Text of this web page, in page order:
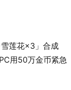
莲花×3」合成
用50万金币紧急